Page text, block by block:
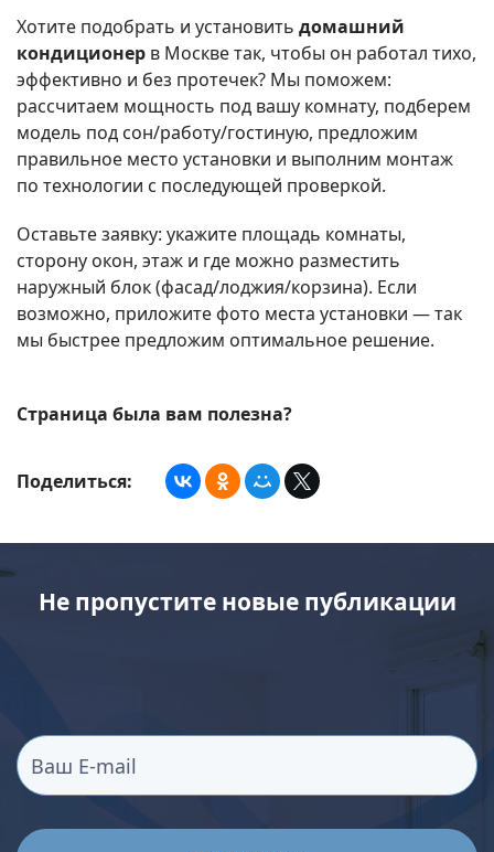
Хотите подобрать и установить домашний
кондиционер в Москве так, чтобы он работал тихо,
эффективно и без протечек? Мы поможем:
рассчитаем мощность под вашу комнату, подберем
модель под сон/работу/гостиную, предложим
правильное место установки и выполним монтаж
по технологии с последующей проверкой.
Оставьте заявку: укажите площадь комнаты,
сторону окон, этаж и где можно разместить
наружный блок (фасад/лоджия/корзина). Если
возможно, приложите фото места установки — так
мы быстрее предложим оптимальное решение.
Страница была вам полезна?
Поделиться:
Не пропустите новые публикации